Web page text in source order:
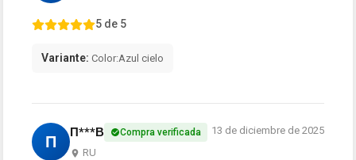
5 de 5
Variante: Color:Azul cielo
П П***В Compra verificada
RU
13 de diciembre de 2025